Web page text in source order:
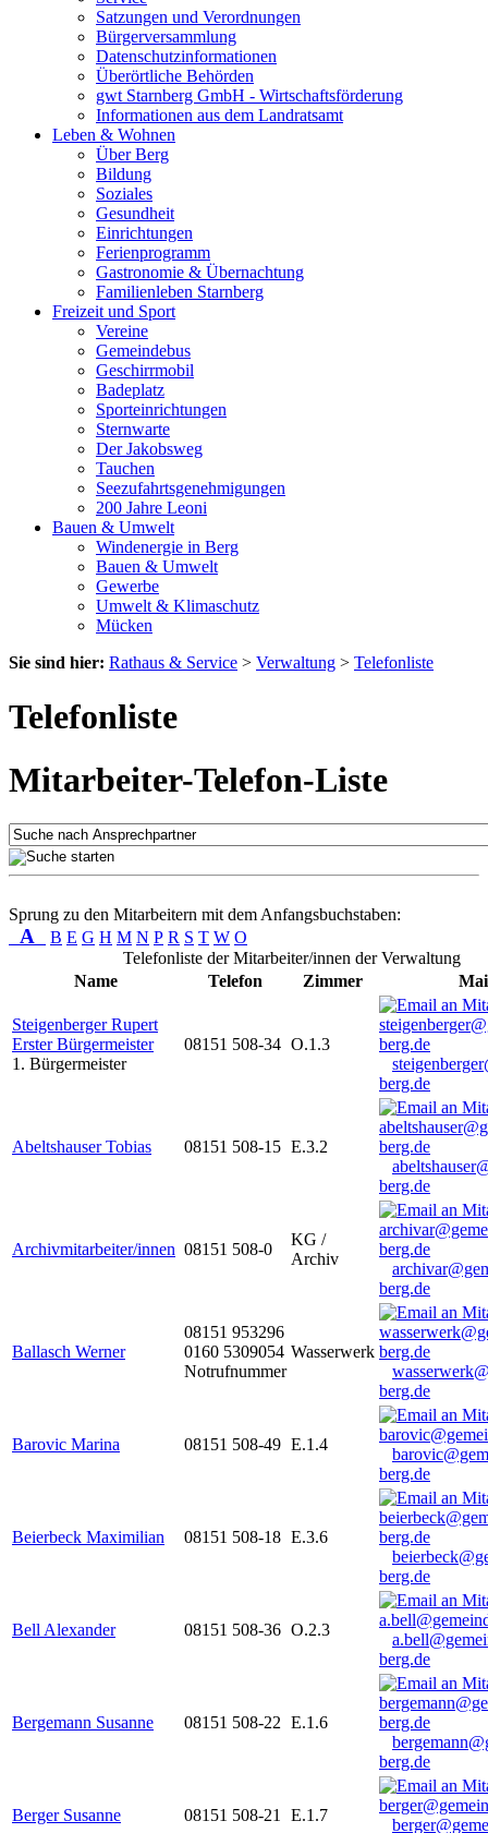
Satzungen und Verordnungen
Bürgerversammlung
Datenschutzinformationen
Überörtliche Behörden
gwt Starnberg GmbH - Wirtschaftsförderung
Informationen aus dem Landratsamt
Leben & Wohnen
Über Berg
Bildung
Soziales
Gesundheit
Einrichtungen
Ferienprogramm
Gastronomie & Übernachtung
Familienleben Starnberg
Freizeit und Sport
Vereine
Gemeindebus
Geschirrmobil
Badeplatz
Sporteinrichtungen
Sternwarte
Der Jakobsweg
Tauchen
Seezufahrtsgenehmigungen
200 Jahre Leoni
Bauen & Umwelt
Windenergie in Berg
Bauen & Umwelt
Gewerbe
Umwelt & Klimaschutz
Mücken
Sie sind hier: Rathaus & Service > Verwaltung > Telefonliste
Telefonliste
Mitarbeiter-Telefon-Liste
Sprung zu den Mitarbeitern mit dem Anfangsbuchstaben:
A B E G H M N P R S T W O
Telefonliste der Mitarbeiter/innen der Verwaltung
Name
Telefon Zimmer
Steigenberger Rupert
Erster Bürgermeister
1. Bürgermeister
08151 508-34 O.1.3
berg.de
Abeltshauser Tobias 08151 508-15 E.3.2
berg.de
Archivmitarbeiter/innen 08151 508-0
KG /
Archiv
berg.de
Ballasch Werner
08151 953296
0160 5309054
Notrufnummer
Wasserwerk
berg.de
Barovic Marina 08151 508-49 E.1.4
berg.de
Beierbeck Maximilian 08151 508-18 E.3.6
berg.de
Bell Alexander 08151 508-36 O.2.3
berg.de
Bergemann Susanne 08151 508-22 E.1.6
berg.de
Berger Susanne 08151 508-21 E.1.7